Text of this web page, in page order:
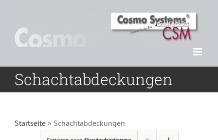
springen
Schachtabdeckungen
Startseite » Schachtabdeckungen